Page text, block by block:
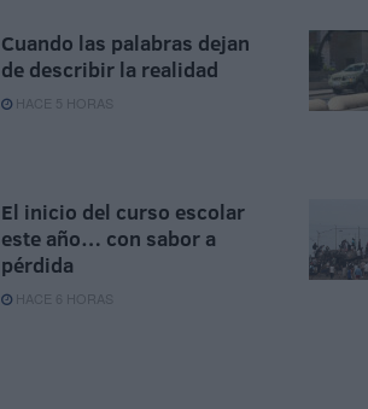
Cuando las palabras dejan
de describir la realidad
HACE 5 HORAS
El inicio del curso escolar
este año… con sabor a
pérdida
HACE 6 HORAS